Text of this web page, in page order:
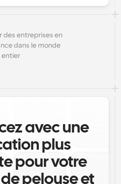
des entreprises en
dans le monde
entier
avec une
plus
pour votre
pelouse et